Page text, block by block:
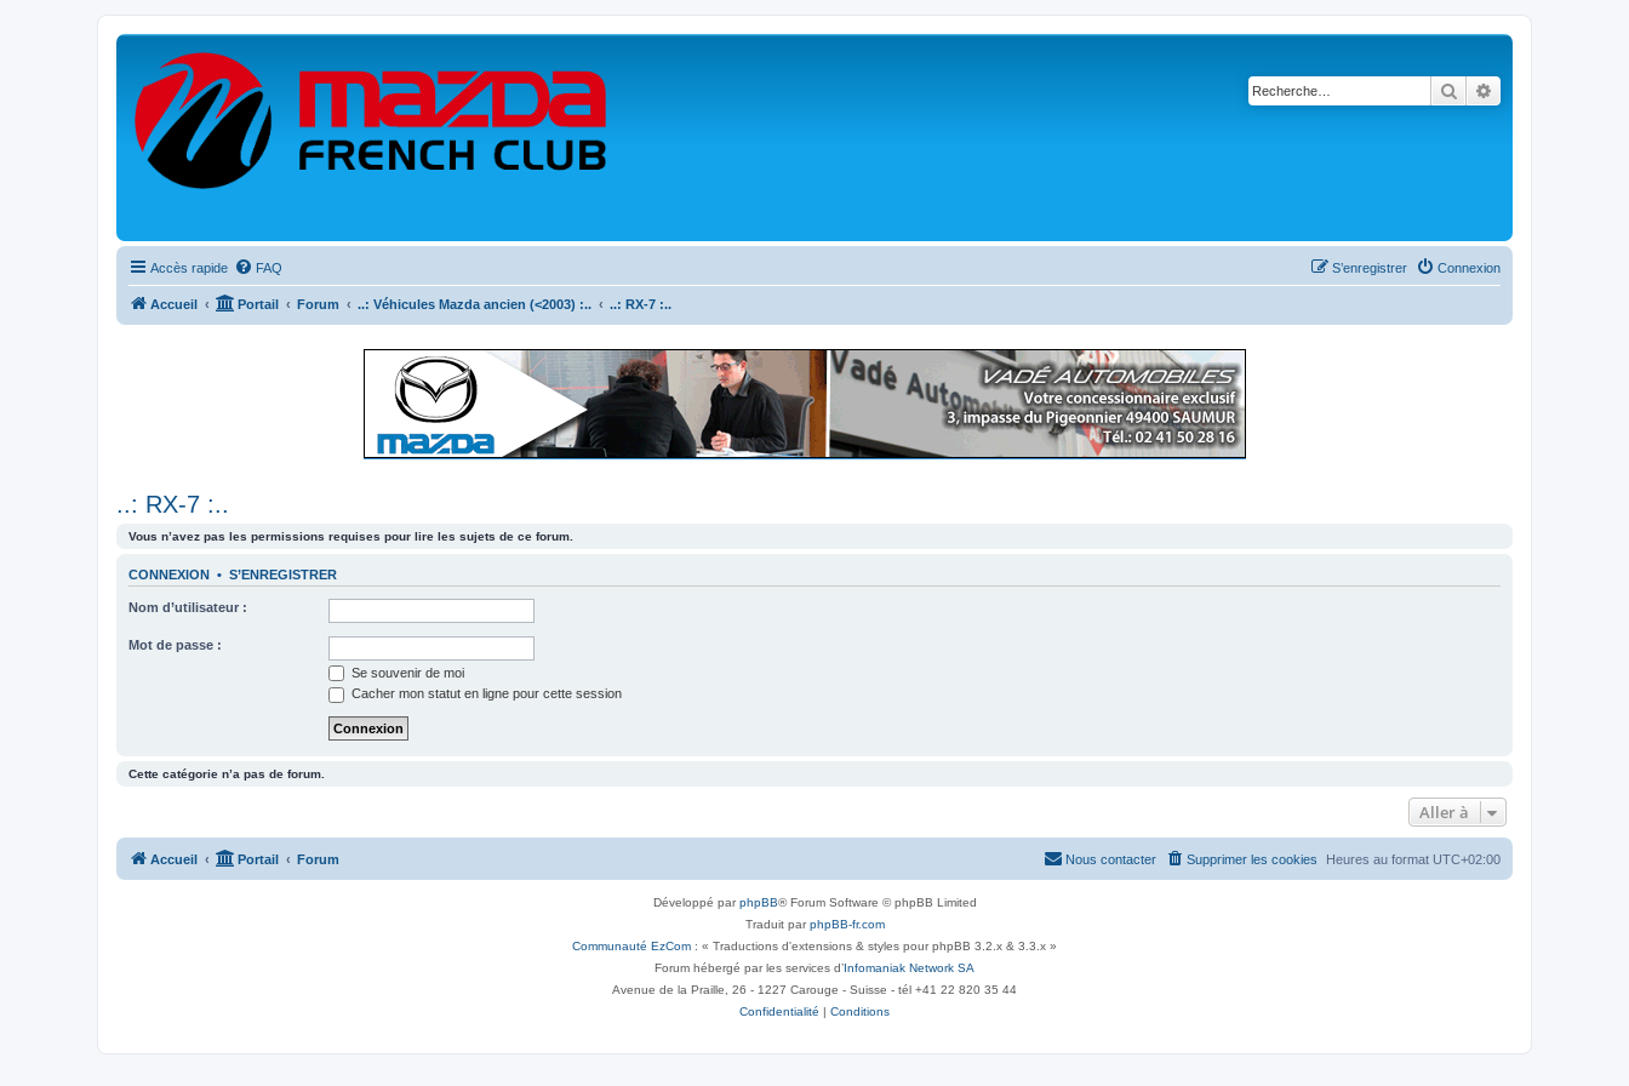
Rechercher
Accès rapide FAQ Connexion
S’enregistrer
Accueil Portail Forum ..: Véhicules Mazda ancien (<2003) :.. ..: RX-7 :..
..: RX-7 :..
Vous n’avez pas les permissions requises pour lire les sujets de ce forum.
CONNEXION • S’ENREGISTRER
Nom d’utilisateur :
Mot de passe :
Se souvenir de moi
Cacher mon statut en ligne pour cette session
Cette catégorie n’a pas de forum.
Aller à
Accueil Portail Forum Heures au format UTC+02:00
Supprimer les cookies
Nous contacter
Développé parphpBB® Forum Software © phpBB Limited
Traduit parphpBB-fr.com
Communauté EzCom : « Traductions d'extensions & styles pour phpBB 3.2.x & 3.3.x »
Forum hébergé par les services d’Infomaniak Network SA
Avenue de la Praille, 26 - 1227 Carouge - Suisse - tél +41 22 820 35 44
Confidentialité | Conditions